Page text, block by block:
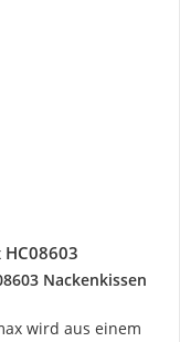
Nackenkissen
wird aus einem